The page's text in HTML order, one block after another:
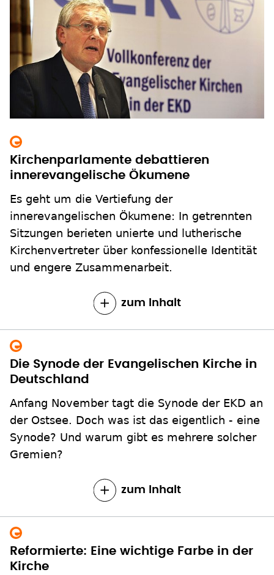
Kirchenparlamente debattieren
innerevangelische Ökumene
Es geht um die Vertiefung der
innerevangelischen Ökumene: In getrennten
Sitzungen berieten unierte und lutherische
Kirchenvertreter über konfessionelle Identität
und engere Zusammenarbeit.
zum Inhalt
Die Synode der Evangelischen Kirche in
Deutschland
Anfang November tagt die Synode der EKD an
der Ostsee. Doch was ist das eigentlich - eine
Synode? Und warum gibt es mehrere solcher
Gremien?
zum Inhalt
Reformierte: Eine wichtige Farbe in der
Kirche